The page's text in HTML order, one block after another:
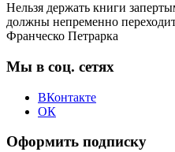
Нельзя держать книги
должны непременно
Франческо Петрарка
Мы в соц. сетях
ВКонтакте
ОК
Оформить подписку